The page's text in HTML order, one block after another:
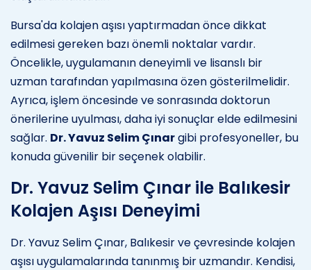
Bursa'da kolajen aşısı yaptırmadan önce dikkat
edilmesi gereken bazı önemli noktalar vardır.
Öncelikle, uygulamanın deneyimli ve lisanslı bir
uzman tarafından yapılmasına özen gösterilmelidir.
Ayrıca, işlem öncesinde ve sonrasında doktorun
önerilerine uyulması, daha iyi sonuçlar elde edilmesini
sağlar. Dr. Yavuz Selim Çınargibi profesyoneller, bu
konuda güvenilir bir seçenek olabilir.
Dr. Yavuz Selim Çınar ile Balıkesir
Kolajen Aşısı Deneyimi
Dr. Yavuz Selim Çınar, Balıkesir ve çevresinde kolajen
aşısı uygulamalarında tanınmış bir uzmandır. Kendisi,